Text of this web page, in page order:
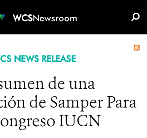
WCSNewsroom
NEWS RELEASE
de una
de Samper Para
IUCN